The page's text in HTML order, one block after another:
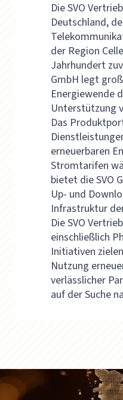
Die SVO
Deutschland,
der Region
Jahrhundert
GmbH legt
Energiewende
Unterstützung
Das
erneuerbaren
Stromtarifen
bietet die SVO
Up- und
Infrastruktur
Die SVO
einschließlich
Initiativen
Nutzung
verlässlicher
auf der Suche